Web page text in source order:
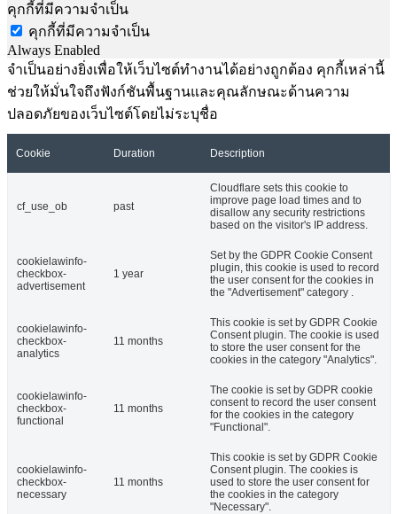
คุกกี้ที่มีความจำเป็น
คุกกี้ที่มีความจำเป็น
Always Enabled
จำเป็นอย่างยิ่งเพื่อให้เว็บไซต์ทำงานได้อย่างถูกต้อง คุกกี้เหล่านี้
ช่วยให้มั่นใจถึงฟังก์ชันพื้นฐานและคุณลักษณะด้านความ
ปลอดภัยของเว็บไซต์โดยไม่ระบุชื่อ
Cookie Duration Description
cf_use_ob past
Cloudflare sets this cookie to
improve page load times and to
disallow any security restrictions
based on the visitor's IP address.
cookielawinfo-
checkbox-
advertisement
1 year
Set by the GDPR Cookie Consent
plugin, this cookie is used to record
the user consent for the cookies in
the "Advertisement" category .
cookielawinfo-
checkbox-
analytics
11 months
This cookie is set by GDPR Cookie
Consent plugin. The cookie is used
to store the user consent for the
cookies in the category "Analytics".
cookielawinfo-
checkbox-
functional
11 months
The cookie is set by GDPR cookie
consent to record the user consent
for the cookies in the category
"Functional".
cookielawinfo-
checkbox-
necessary
11 months
This cookie is set by GDPR Cookie
Consent plugin. The cookies is
used to store the user consent for
the cookies in the category
"Necessary".